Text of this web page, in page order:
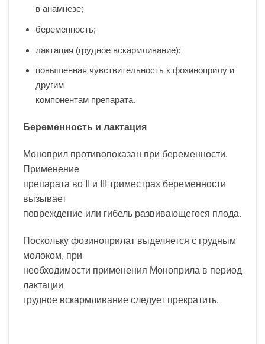
в анамнезе;
беременность;
лактация (грудное вскармливание);
повышенная чувствительность к фозиноприлу и
другим
компонентам препарата.
Беременность и лактация
Моноприл противопоказан при беременности.
Применение
препарата во II и III триместрах беременности
вызывает
повреждение или гибель развивающегося плода.
Поскольку фозиноприлат выделяется с грудным
молоком, при
необходимости применения Моноприла в период
лактации
грудное вскармливание следует прекратить.